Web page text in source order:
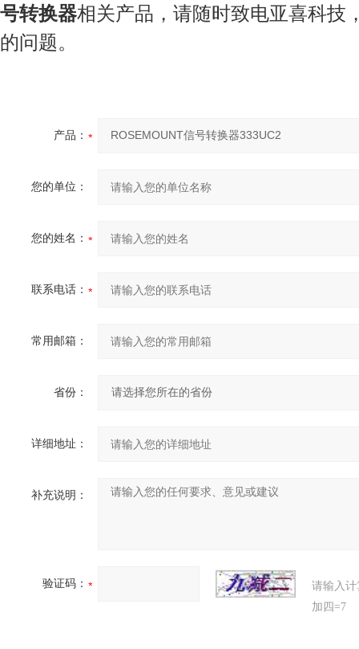
号转换器相关产品，请随时致电亚喜科技
的问题。
产品：
您的单位：
您的姓名：
联系电话：
常用邮箱：
省份：
详细地址：
补充说明：
验证码：
请输入
加四=7